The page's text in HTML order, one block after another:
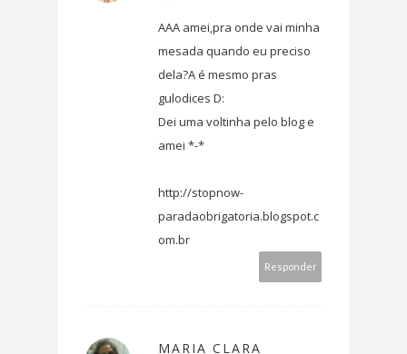
AAA amei,pra onde vai minha
mesada quando eu preciso
dela?A é mesmo pras
gulodices D:
Dei uma voltinha pelo blog e
amei *-*
http://stopnow-
paradaobrigatoria.blogspot.c
om.br
Responder
MARIA CLARA